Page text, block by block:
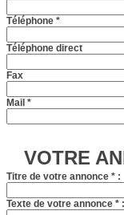
Téléphone *
Téléphone direct
Fax
Mail *
VOTRE
Titre de votre annonce * :
Texte de votre annonce * :